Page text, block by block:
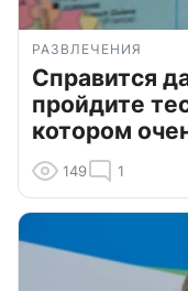
РАЗВЛЕЧЕНИЯ
Справится
пройдите
котором
149 1